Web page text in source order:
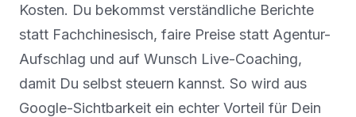
Kosten. Du bekommst verständliche Berichte
statt Fachchinesisch, faire Preise statt Agentur-
Aufschlag und auf Wunsch Live-Coaching,
damit Du selbst steuern kannst. So wird aus
Google-Sichtbarkeit ein echter Vorteil für Dein